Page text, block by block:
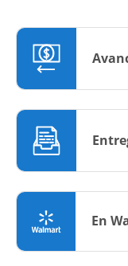
En